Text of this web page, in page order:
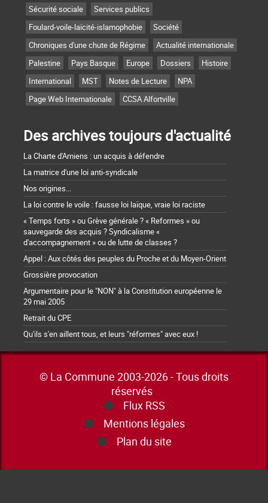
Sécurité sociale
Services publics
Foulard-voile-laïcité-islamophobie
Société
Chroniques d'une chute de Régime
Actualité internationale
Palestine
Pays Basque Europe Dossiers
Histoire
International
MST Notes de Lecture
NPA
Page Web Internationale
CCSA Alfortville
Des archives toujours d'actualité
La Charte d'Amiens : un acquis à défendre
La matrice d'une loi anti-syndicale
Nos origines...
La loi contre le voile : fausse loi laïque, vraie loi raciste
« Temps forts » ou Grève générale ? « Reformes » ou
sauvegarde des acquis ? Syndicalisme «
d'accompagnement » ou de lutte de classes ?
Appel : Aux côtés des peuples du Proche et du Moyen-Orient
Grossière provocation
Argumentaire pour le "NON" à la Constitution européenne le
29 mai 2005
Retrait du CPE
Qu'ils s'en aillent tous, et leurs "réformes" avec eux !
© La Commune 2003-2026 - Tous droits
réservés
Flux RSS
Mentions légales
Plan du site